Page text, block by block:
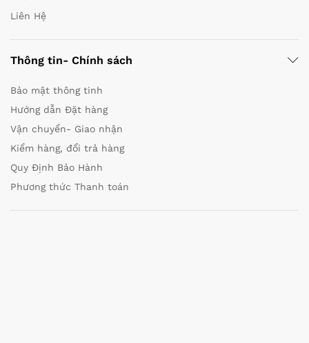
Liên Hệ
Thông tin- Chính sách
Bảo mật thông tinh
Hướng dẫn Đặt hàng
Vận chuyển- Giao nhận
Kiểm hàng, đổi trả hàng
Quy Định Bảo Hành
Phương thức Thanh toán